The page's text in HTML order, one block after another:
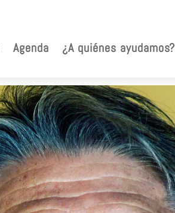
Agenda ¿A quiénes ayudamos?